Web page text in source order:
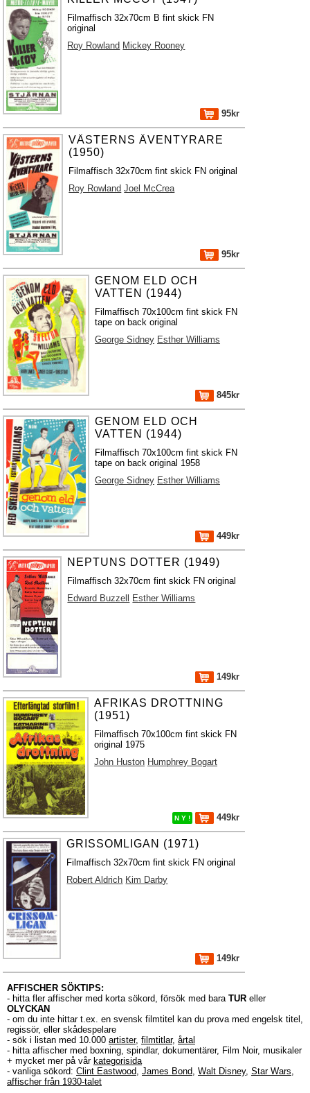
Filmaffisch 32x70cm B fint skick FN
original
Roy Rowland Mickey Rooney
95kr
VÄSTERNS ÄVENTYRARE
(1950)
Filmaffisch 32x70cm fint skick FN original
Roy Rowland Joel McCrea
95kr
GENOM ELD OCH
VATTEN (1944)
Filmaffisch 70x100cm fint skick FN
tape on back original
George Sidney Esther Williams
845kr
GENOM ELD OCH
VATTEN (1944)
Filmaffisch 70x100cm fint skick FN
tape on back original 1958
George Sidney Esther Williams
449kr
NEPTUNS DOTTER (1949)
Filmaffisch 32x70cm fint skick FN original
Edward Buzzell
Esther Williams
149kr
AFRIKAS DROTTNING
(1951)
Filmaffisch 70x100cm fint skick FN
original 1975
John Huston Humphrey Bogart
N Y ! 449kr
GRISSOMLIGAN (1971)
Filmaffisch 32x70cm fint skick FN original
Robert Aldrich Kim Darby
149kr
AFFISCHER SÖKTIPS:
- hitta fler affischer med korta sökord, försök med bara TUR eller
OLYCKAN
- om du inte hittar t.ex. en svensk filmtitel kan du prova med engelsk titel,
regissör, eller skådespelare
- sök i listan med 10.000 artister, filmtitlar, årtal
- hitta affischer med boxning, spindlar, dokumentärer, Film Noir, musikaler
+ mycket mer på vår kategorisida
- vanliga sökord: Clint Eastwood, James Bond, Walt Disney, Star Wars,
affischer från 1930-talet